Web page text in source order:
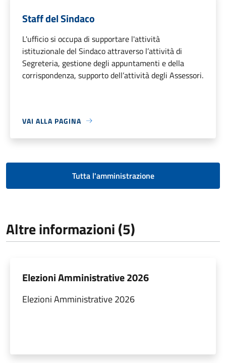
Staff del Sindaco
L'ufficio si occupa di supportare l'attività
istituzionale del Sindaco attraverso l’attività di
Segreteria, gestione degli appuntamenti e della
corrispondenza, supporto dell’attività degli Assessori.
VAI ALLA PAGINA
Tutta l'amministrazione
Altre informazioni (5)
Elezioni Amministrative 2026
Elezioni Amministrative 2026